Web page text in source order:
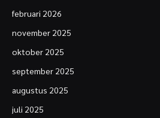
februari 2026
november 2025
oktober 2025
september 2025
augustus 2025
juli 2025